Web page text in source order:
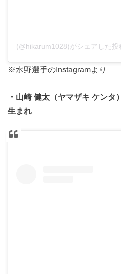
(@hikarum1028)がシェアした投
※水野選手のInstagramより
・山崎 健太（ヤマザキ ケン
生まれ